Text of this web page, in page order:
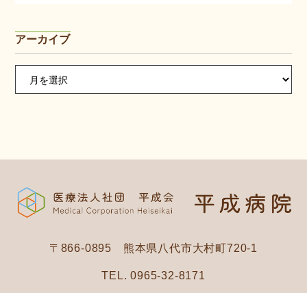
アーカイブ
〒866-0895 熊本県八代市大村町720-1
TEL. 0965-32-8171